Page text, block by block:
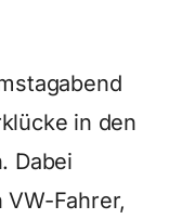
in den
Dabei
Fahrer,